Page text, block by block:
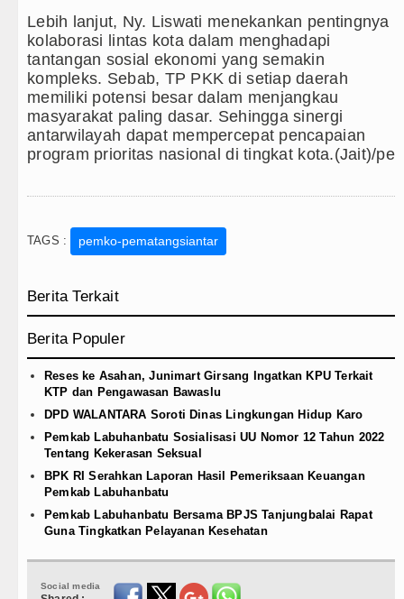
Lebih lanjut, Ny. Liswati menekankan pentingnya
kolaborasi lintas kota dalam menghadapi
tantangan sosial ekonomi yang semakin
kompleks. Sebab, TP PKK di setiap daerah
memiliki potensi besar dalam menjangkau
masyarakat paling dasar. Sehingga sinergi
antarwilayah dapat mempercepat pencapaian
program prioritas nasional di tingkat kota.(Jait)/pe
TAGS : pemko-pematangsiantar
Berita Terkait
Berita Populer
Reses ke Asahan, Junimart Girsang Ingatkan KPU Terkait
KTP dan Pengawasan Bawaslu
DPD WALANTARA Soroti Dinas Lingkungan Hidup Karo
Pemkab Labuhanbatu Sosialisasi UU Nomor 12 Tahun 2022
Tentang Kekerasan Seksual
BPK RI Serahkan Laporan Hasil Pemeriksaan Keuangan
Pemkab Labuhanbatu
Pemkab Labuhanbatu Bersama BPJS Tanjungbalai Rapat
Guna Tingkatkan Pelayanan Kesehatan
Social media